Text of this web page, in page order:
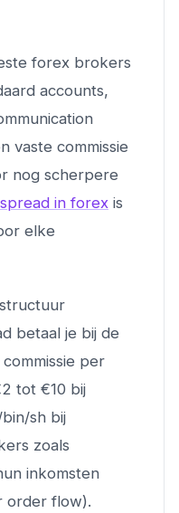
forex brokers
accounts,
vaste commissie
nog scherpere
spread in forex is
elke
betaal je bij de
per
tot €10 bij
sh bij
zoals
inkomsten
order flow).